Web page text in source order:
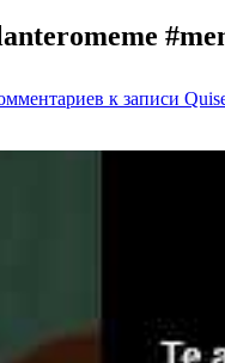
к записи